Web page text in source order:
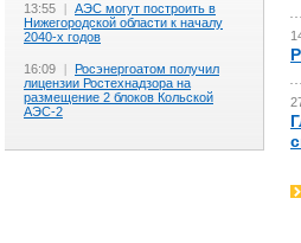
13:55 | АЭС могут построить в
Нижегородской области к началу
2040-х годов
16:09 |
Росэнергоатом получил
лицензии Ростехнадзора на
размещение 2 блоков Кольской
АЭС-2